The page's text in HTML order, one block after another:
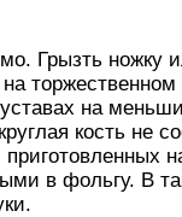
Грызть ножку
на
кость не
в фольгу. В